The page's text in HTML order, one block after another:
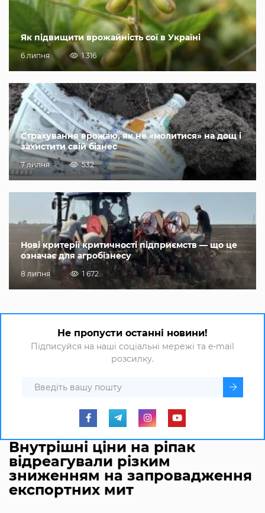
Як підвищити врожайність сої в Україні
6 липня 1 316
Страхування врожаю, як не «молитися» на дощ і
захистити свій бізнес
7 липня 532
Нові критерії критичності підприємств — що це
означає для агробізнесу
8 липня 1 672
Не пропусти останні новини!
Підписуйся на наші соціальні мережі та e-mail
розсилку.
Внутрішні ціни на ріпак
відреагували різким
зниженням на запровадження
експортних мит